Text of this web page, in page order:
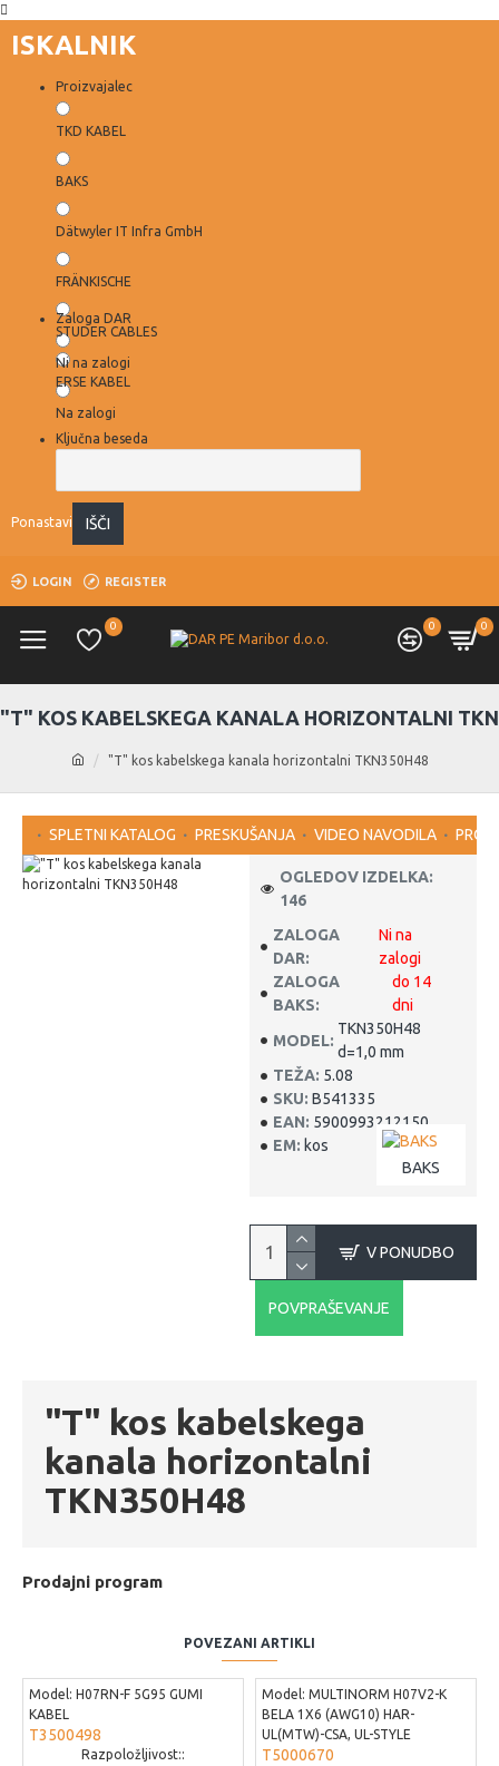
ISKALNIK
Proizvajalec
TKD KABEL
BAKS
Dätwyler IT Infra GmbH
FRÄNKISCHE
STUDER CABLES
ERSE KABEL
Zaloga DAR
Ni na zalogi
Na zalogi
Ključna beseda
Ponastavi IŠČI
LOGIN REGISTER
0 0 0
"T" kos kabelskega kanala horizontalni TKN350H48
"T" KOS KABELSKEGA KANALA HORIZONTALNI
SPLETNI KATALOG PRESKUŠANJA VIDEO NAVODILA
ZALOGA
DAR:
Ni na
zalogi
ZALOGA
BAKS:
do 14
dni
MODEL:
TKN350H48
d=1,0 mm
TEŽA: 5.08
SKU: B541335
EAN: 5900993212150
EM: kos
BAKS
OGLEDOV IZDELKA:
146
V PONUDBO
POVPRAŠEVANJE
"T" kos kabelskega
kanala horizontalni
TKN350H48
Prodajni program
POVEZANI ARTIKLI
Model: H07RN-F 5G95 GUMI
KABEL
T3500498
Razpoložljivost::
Model: MULTINORM H07V2-K
BELA 1X6 (AWG10) HAR-
UL(MTW)-CSA, UL-STYLE
T5000670